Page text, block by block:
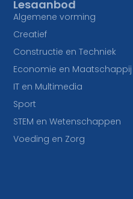
Lesaanbod
Algemene vorming
Creatief
Constructie en Techniek
Economie en Maatschappij
IT en Multimedia
Sport
STEM en Wetenschappen
Voeding en Zorg